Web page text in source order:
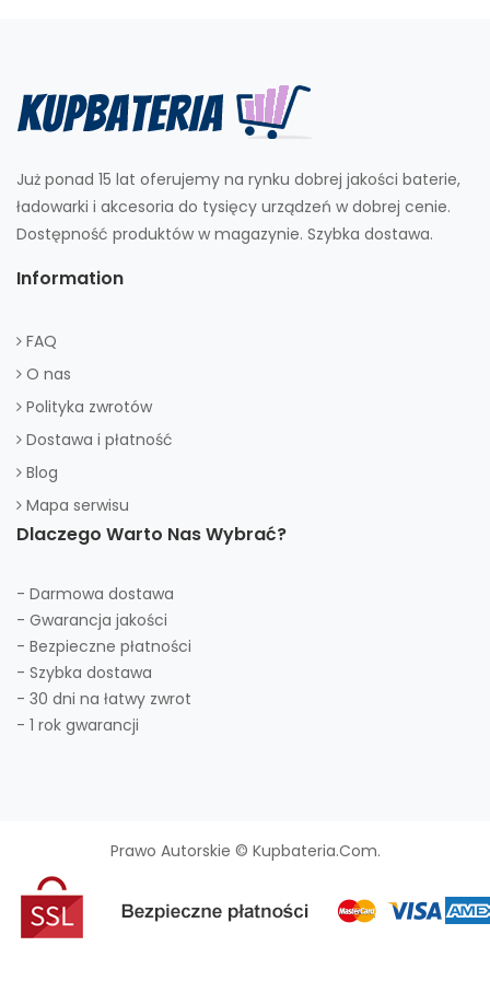
Już ponad 15 lat oferujemy na rynku dobrej jakości baterie,
ładowarki i akcesoria do tysięcy urządzeń w dobrej cenie.
Dostępność produktów w magazynie. Szybka dostawa.
Information
FAQ
O nas
Polityka zwrotów
Dostawa i płatność
Blog
Mapa serwisu
Dlaczego Warto Nas Wybrać?
- Darmowa dostawa
- Gwarancja jakości
- Bezpieczne płatności
- Szybka dostawa
- 30 dni na łatwy zwrot
- 1 rok gwarancji
Prawo Autorskie © Kupbateria.com.